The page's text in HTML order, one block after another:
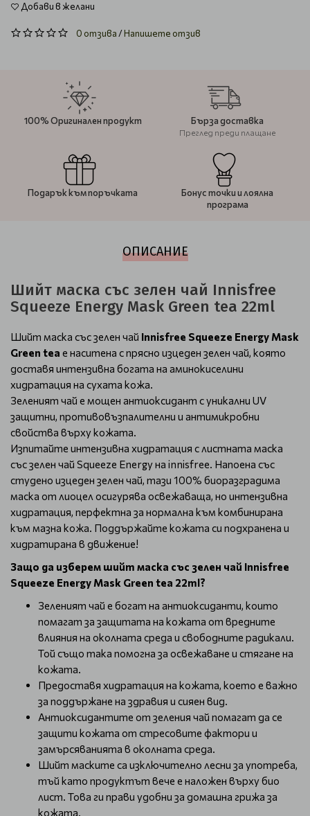
Добави в желани
0 отзива/Напишете отзив
100% Оригинален продукт Бърза доставка
Преглед преди плащане
Подарък към поръчката
Бонус точки и лоялна
програма
ОПИСАНИЕ
Шийт маска със зелен чай Innisfree
Squeeze Energy Mask Green tea 22ml
Шийт маска със зелен чай Innisfree Squeeze Energy Mask
Green tea е наситена с прясно изцеден зелен чай, която
доставя интензивна богата на аминокиселини
хидратация на сухата кожа.
Зеленият чай е мощен антиоксидант с уникални UV
защитни, противовъзпалителни и антимикробни
свойства върху кожата.
Изпитайте интензивна хидратация с листната маска
със зелен чай Squeeze Energy на innisfree. Напоена със
студено изцеден зелен чай, тази 100% биоразградима
маска от лиоцел осигурява освежаваща, но интензивна
хидратация, перфектна за нормална към комбинирана
към мазна кожа. Поддържайте кожата си подхранена и
хидратирана в движение!
Защо да изберем шийт маска със зелен чай Innisfree
Squeeze Energy Mask Green tea 22ml?
Зеленият чай е богат на антиоксиданти, които
помагат за защитата на кожата от вредните
влияния на околната среда и свободните радикали.
Той също така помогна за освежаване и стягане на
кожата.
Предоставя хидратация на кожата, което е важно
за поддържане на здравия и сияен вид.
Антиоксидантите от зеления чай помагат да се
защити кожата от стресовите фактори и
замърсяванията в околната среда.
Шийт маските са изключително лесни за употреба,
тъй като продуктът вече е наложен върху био
лист. Това ги прави удобни за домашна грижа за
кожата.